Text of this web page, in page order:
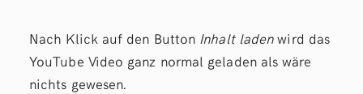
Nach Klick auf den Button Inhalt ladenwird das
YouTube Video ganz normal geladen als wäre
nichts gewesen.